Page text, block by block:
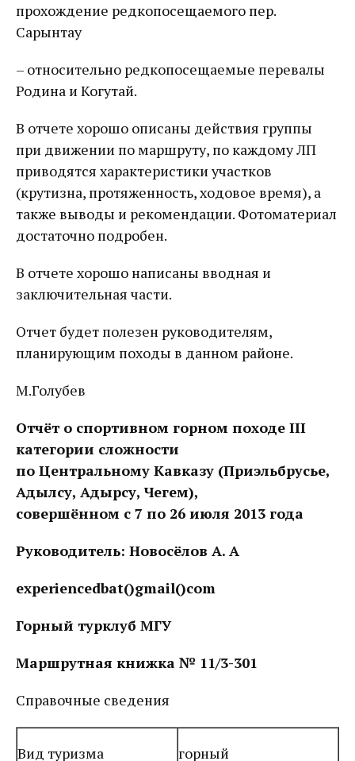
прохождение редкопосещаемого пер.
Сарынтау
– относительно редкопосещаемые перевалы
Родина и Когутай.
В отчете хорошо описаны действия группы
при движении по маршруту, по каждому ЛП
приводятся характеристики участков
(крутизна, протяженность, ходовое время), а
также выводы и рекомендации. Фотоматериал
достаточно подробен.
В отчете хорошо написаны вводная и
заключительная части.
Отчет будет полезен руководителям,
планирующим походы в данном районе.
М.Голубев
Отчёт о спортивном горном походе III
категории сложности
по Центральному Кавказу (Приэльбрусье,
Адылсу, Адырсу, Чегем),
совершённом с 7 по 26 июля 2013 года
Руководитель: Новосёлов А. А
experiencedbat()gmail()com
Горный турклуб МГУ
Маршрутная книжка № 11/3-301
Справочные сведения
Вид туризма горный